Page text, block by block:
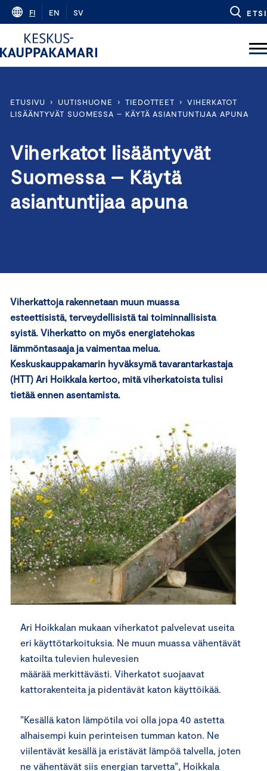
Skip
content
FI EN SV ETSI
ETUSIVU › UUTISHUONE › TIEDOTTEET › VIHERKATOT
LISÄÄNTYVÄT SUOMESSA – KÄYTÄ ASIANTUNTIJAA APUNA
Viherkatot lisääntyvät
Suomessa – Käytä
asiantuntijaa apuna
Viherkattoja rakennetaan muun muassa
esteettisistä, terveydellisistä tai toiminnallisista
syistä. Viherkatto on myös energiatehokas
lämmöntasaaja ja vaimentaa melua.
Keskuskauppakamarin hyväksymä tavarantarkastaja
(HTT) Ari Hoikkala kertoo, mitä viherkatoista tulisi
tietää ennen asentamista.
Ari Hoikkalan mukaan viherkatot palvelevat useita
eri käyttötarkoituksia. Ne muun muassa vähentävät
katoilta tulevien hulevesien
määrää merkittävästi. Viherkatot suojaavat
kattorakenteita ja pidentävät katon käyttöikää.
”Kesällä katon lämpötila voi olla jopa 40 astetta
alhaisempi kuin perinteisen tumman katon. Ne
viilentävät kesällä ja eristävät lämpöä talvella, joten
ne vähentävät siis energian tarvetta”, Hoikkala